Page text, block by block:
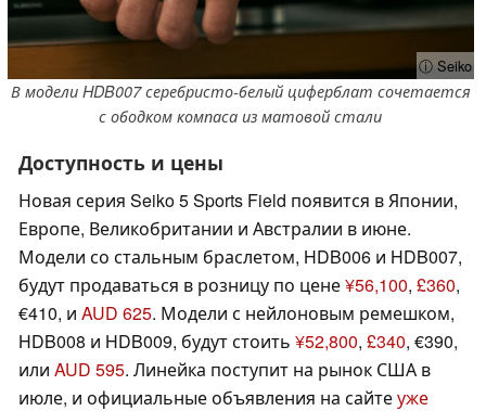
ⓘ Seiko
В модели HDB007 серебристо-белый циферблат сочетается
с ободком компаса из матовой стали
Доступность и цены
Новая серия Seiko 5 Sports Field появится в Японии,
Европе, Великобритании и Австралии в июне.
Модели со стальным браслетом, HDB006 и HDB007,
будут продаваться в розницу по цене¥56,100, £360,
€410, и AUD 625. Модели с нейлоновым ремешком,
HDB008 и HDB009, будут стоить ¥52,800, £340, €390,
или AUD 595. Линейка поступит на рынок США в
июле, и официальные объявления на сайтеуже